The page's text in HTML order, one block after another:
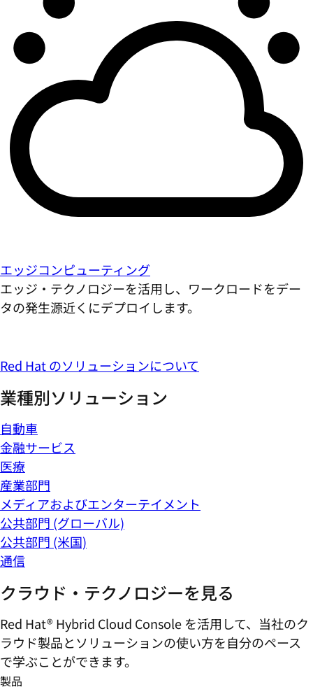
エッジコンピューティング
エッジ・テクノロジーを活用し、ワークロードをデー
タの発生源近くにデプロイします。
Red Hat のソリューションについて
業種別ソリューション
自動車
金融サービス
医療
産業部門
メディアおよびエンターテイメント
公共部門 (グローバル)
公共部門 (米国)
通信
クラウド・テクノロジーを見る
Red Hat® Hybrid Cloud Console を活用して、当社のク
ラウド製品とソリューションの使い方を自分のペース
で学ぶことができます。
製品